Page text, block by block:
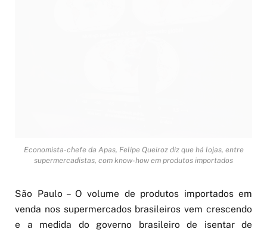
Economista-chefe da Apas, Felipe Queiroz diz que há lojas, entre
supermercadistas, com know-how em produtos importados
São Paulo – O volume de produtos importados em
venda nos supermercados brasileiros vem crescendo
e a medida do governo brasileiro de isentar de